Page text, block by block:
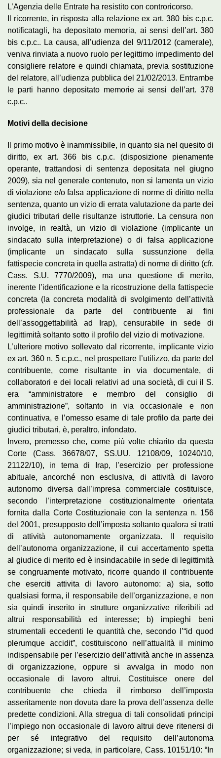
L’Agenzia delle Entrate ha resistito con controricorso.
Il ricorrente, in risposta alla relazione ex art. 380 bis c.p.c.
notificatagli, ha depositato memoria, ai sensi dell’art. 380
bis c.p.c.. La causa, all’udienza del 9/11/2012 (camerale),
veniva rinviata a nuovo ruolo per legittimo impedimento del
consigliere relatore e quindi chiamata, previa sostituzione
del relatore, all’udienza pubblica del 21/02/2013. Entrambe
le parti hanno depositato memorie ai sensi dell’art. 378
c.p.c..
Motivi della decisione
Il primo motivo è inammissibile, in quanto sia nel quesito di
diritto, ex art. 366 bis c.p.c. (disposizione pienamente
operante, trattandosi di sentenza depositata nel giugno
2009), sia nel generale contenuto, non si lamenta un vizio
di violazione e/o falsa applicazione di norme di diritto nella
sentenza, quanto un vizio di errata valutazione da parte dei
giudici tributari delle risultanze istruttorie. La censura non
involge, in realtà, un vizio di violazione (implicante un
sindacato sulla interpretazione) o di falsa applicazione
(implicante un sindacato sulla sussunzione della
fattispecie concreta in quella astratta) di norme di diritto (cfr.
Cass. S.U. 7770/2009), ma una questione di merito,
inerente l’identificazione e la ricostruzione della fattispecie
concreta (la concreta modalità di svolgimento dell’attività
professionale da parte del contribuente ai fini
dell’assoggettabilità ad Irap), censurabile in sede di
legittimità soltanto sotto il profilo del vizio di motivazione.
L’ulteriore motivo sollevato dal ricorrente, implicante vizio
ex art. 360 n. 5 c.p.c., nel prospettare l’utilizzo, da parte del
contribuente, come risultante in via documentale, di
collaboratori e dei locali relativi ad una società, di cui il S.
era “amministratore e membro del consiglio di
amministrazione”, soltanto in via occasionale e non
continuativa, e l’omesso esame di tale profilo da parte dei
giudici tributari, è, peraltro, infondato.
Invero, premesso che, come più volte chiarito da questa
Corte (Cass. 36678/07, SS.UU. 12108/09, 10240/10,
21122/10), in tema di Irap, l’esercizio per professione
abituale, ancorché non esclusiva, di attività di lavoro
autonomo diversa dall’impresa commerciale costituisce,
secondo l’interpretazione costituzionalmente orientata
fornita dalla Corte Costituzionaìe con la sentenza n. 156
del 2001, presupposto dell’imposta soltanto qualora si tratti
di attività autonomamente organizzata. Il requisito
dell’autonoma organizzazione, il cui accertamento spetta
al giudice di merito ed è insindacabile in sede di legittimità
se congruamente motivato, ricorre quando il contribuente
che eserciti attivita di lavoro autonomo: a) sia, sotto
qualsiasi forma, il responsabile dell’organizzazione, e non
sia quindi inserito in strutture organizzative riferibili ad
altrui responsabilità ed interesse; b) impieghi beni
strumentali eccedenti le quantità che, secondo l’“id quod
plerumque accidit”, costituiscono nell’attualità il minimo
indispensabile per l’esercizio dell’attività anche in assenza
di organizzazione, oppure si avvalga in modo non
occasionale di lavoro altrui. Costituisce onere del
contribuente che chieda il rimborso dell’imposta
asseritamente non dovuta dare la prova dell’assenza delle
predette condizioni. Alla stregua di tali consolidati principi
l’impiego non occasionale di lavoro altrui deve ritenersi di
per sé integrativo del requisito dell’autonoma
organizzazione; si veda, in particolare, Cass. 10151/10: “In